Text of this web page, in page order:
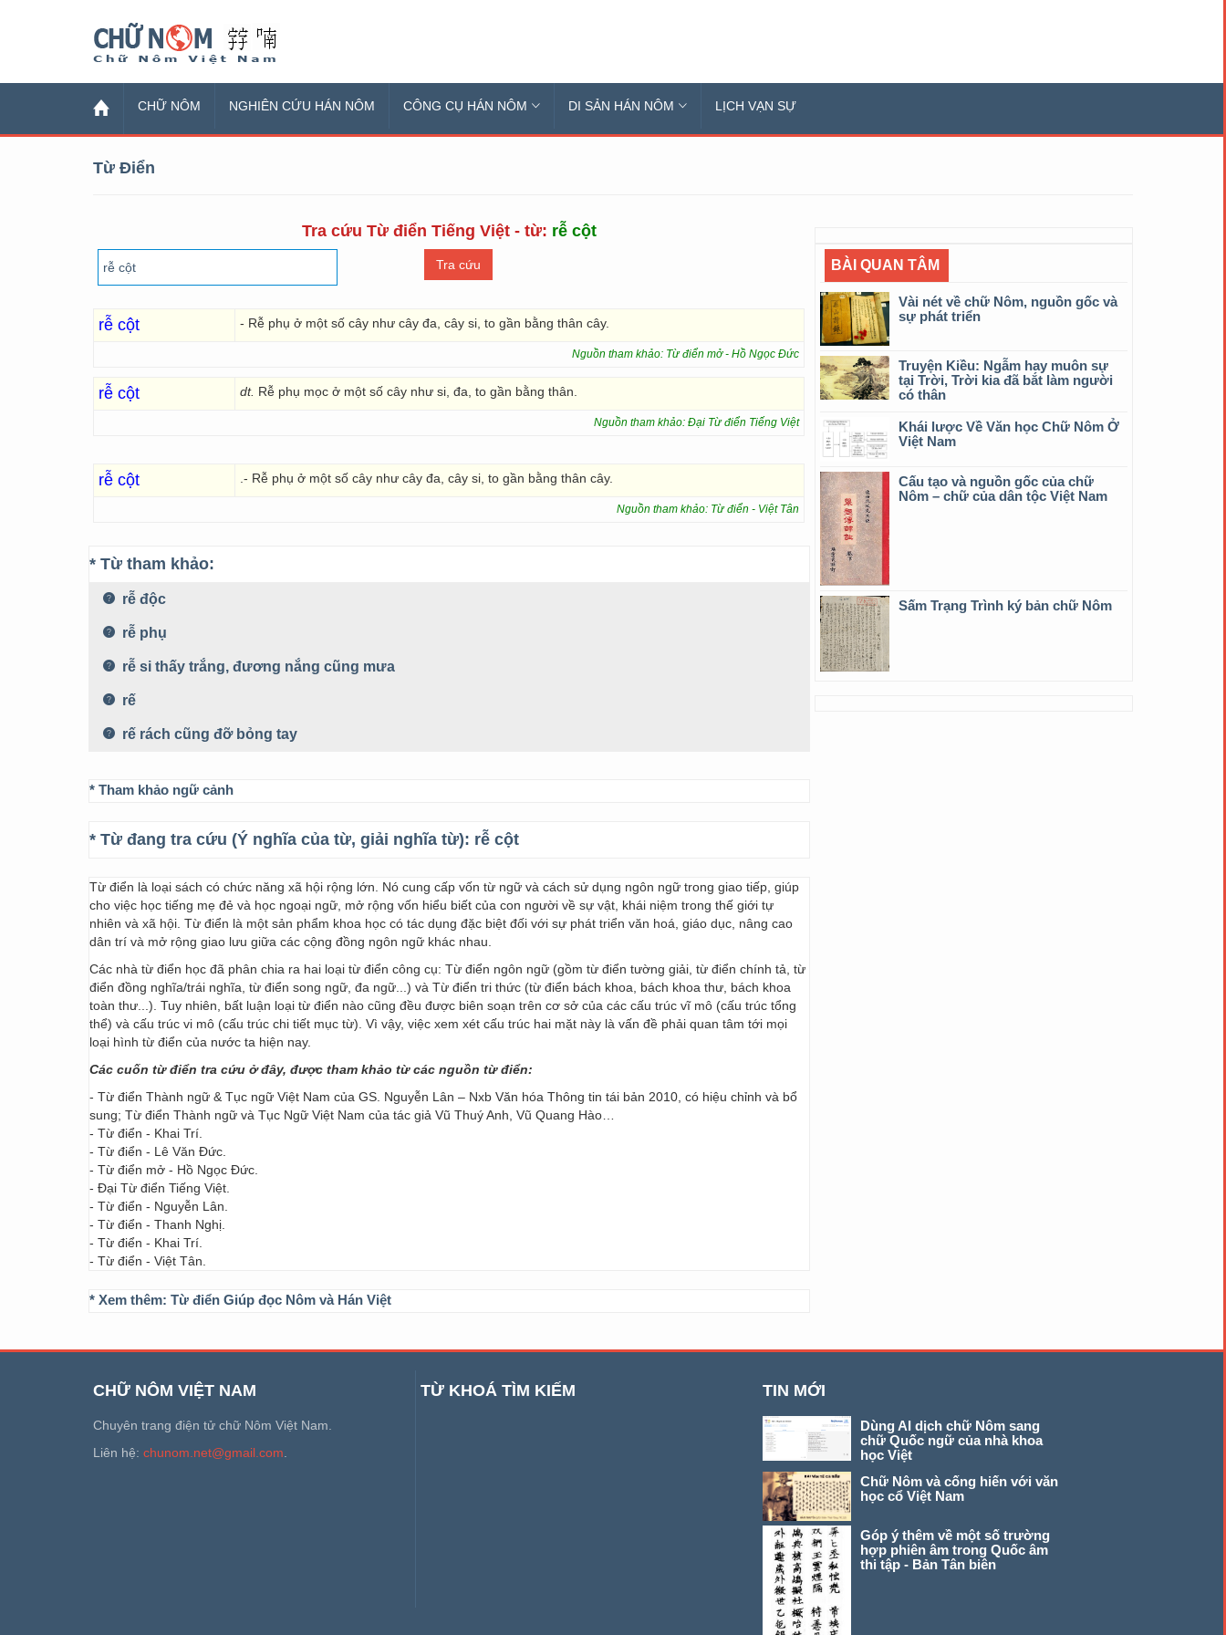
CHỮ NÔM NGHIÊN CỨU HÁN NÔM CÔNG CỤ HÁN NÔM DI SẢN HÁN NÔM LỊCH VẠN SỰ
Từ Điển
Tra cứu Từ điển Tiếng Việt - từ: rễ cột
rễ cột - Rễ phụ ở một số cây như cây đa, cây si, to gần bằng thân cây.
Nguồn tham khảo: Từ điển mở - Hồ Ngọc Đức
rễ cột dt. Rễ phụ mọc ở một số cây như si, đa, to gần bằng thân.
Nguồn tham khảo: Đại Từ điển Tiếng Việt
rễ cột .- Rễ phụ ở một số cây như cây đa, cây si, to gần bằng thân cây.
Nguồn tham khảo: Từ điển - Việt Tân
* Từ tham khảo:
rễ độc
rễ phụ
rễ si thấy trắng, đương nắng cũng mưa
rế
rế rách cũng đỡ bỏng tay
* Tham khảo ngữ cảnh
* Từ đang tra cứu (Ý nghĩa của từ, giải nghĩa từ): rễ cột
Từ điển là loại sách có chức năng xã hội rộng lớn. Nó cung cấp vốn từ ngữ và cách sử dụng ngôn ngữ trong giao tiếp, giúp
cho việc học tiếng mẹ đẻ và học ngoại ngữ, mở rộng vốn hiểu biết của con người về sự vật, khái niệm trong thế giới tự
nhiên và xã hội. Từ điển là một sản phẩm khoa học có tác dụng đặc biệt đối với sự phát triển văn hoá, giáo dục, nâng cao
dân trí và mở rộng giao lưu giữa các cộng đồng ngôn ngữ khác nhau.
Các nhà từ điển học đã phân chia ra hai loại từ điển công cụ: Từ điển ngôn ngữ (gồm từ điển tường giải, từ điển chính tả, từ
điển đồng nghĩa/trái nghĩa, từ điển song ngữ, đa ngữ...) và Từ điển tri thức (từ điển bách khoa, bách khoa thư, bách khoa
toàn thư...). Tuy nhiên, bất luận loại từ điển nào cũng đều được biên soạn trên cơ sở của các cấu trúc vĩ mô (cấu trúc tổng
thể) và cấu trúc vi mô (cấu trúc chi tiết mục từ). Vì vậy, việc xem xét cấu trúc hai mặt này là vấn đề phải quan tâm tới mọi
loại hình từ điển của nước ta hiện nay.
Các cuốn từ điển tra cứu ở đây, được tham khảo từ các nguồn từ điển:
- Từ điển Thành ngữ & Tục ngữ Việt Nam của GS. Nguyễn Lân – Nxb Văn hóa Thông tin tái bản 2010, có hiệu chỉnh và bổ
sung; Từ điển Thành ngữ và Tục Ngữ Việt Nam của tác giả Vũ Thuý Anh, Vũ Quang Hào…
- Từ điển - Khai Trí.
- Từ điển - Lê Văn Đức.
- Từ điển mở - Hồ Ngọc Đức.
- Đại Từ điển Tiếng Việt.
- Từ điển - Nguyễn Lân.
- Từ điển - Thanh Nghị.
- Từ điển - Khai Trí.
- Từ điển - Việt Tân.
* Xem thêm: Từ điển Giúp đọc Nôm và Hán Việt
BÀI QUAN TÂM
Vài nét về chữ Nôm, nguồn gốc và
sự phát triển
Truyện Kiều: Ngẫm hay muôn sự
tại Trời, Trời kia đã bắt làm người
có thân
Khái lược Về Văn học Chữ Nôm Ở
Việt Nam
Cấu tạo và nguồn gốc của chữ
Nôm – chữ của dân tộc Việt Nam
Sấm Trạng Trình ký bản chữ Nôm
CHỮ NÔM VIỆT NAM
Chuyên trang điện tử chữ Nôm Việt Nam.
Liên hệ: chunom.net@gmail.com
TỪ KHOÁ TÌM KIẾM TIN MỚI
Dùng AI dịch chữ Nôm sang
chữ Quốc ngữ của nhà khoa
học Việt
Chữ Nôm và cống hiến với văn
học cổ Việt Nam
Góp ý thêm về một số trường
hợp phiên âm trong Quốc âm
thi tập - Bản Tân biên